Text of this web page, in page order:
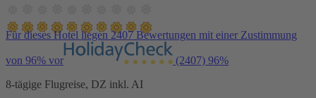
Für dieses Hotel liegen 2407 Bewertungen mit einer Zustimmung
von 96% vor (2407) 96%
8-tägige Flugreise, DZ inkl. AI